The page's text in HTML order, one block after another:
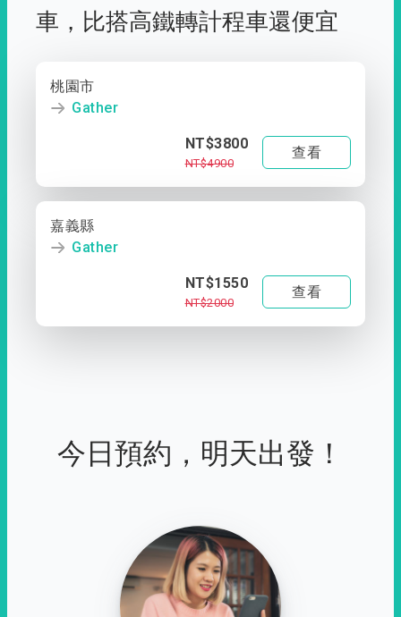
車， 比搭高鐵轉計程車還便宜
桃園市
Gather
NT$3800
NT$4900
查看
嘉義縣
Gather
NT$1550
NT$2000
查看
今日預約，明天出發！